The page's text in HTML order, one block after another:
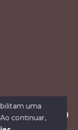
para te ajudar.
uma
Ao continuar,